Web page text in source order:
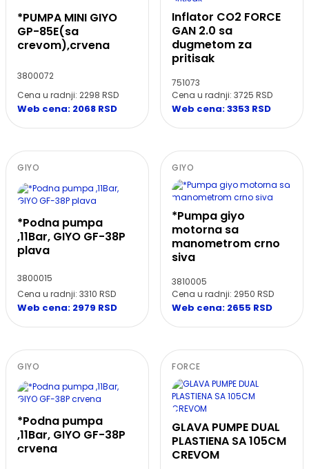
*PUMPA MINI GIYO
GP-85E(sa
crevom),crvena
3800072
Cena u radnji: 2298 RSD
Web cena: 2068 RSD
Inflator CO2 FORCE
GAN 2.0 sa
dugmetom za
pritisak
751073
Cena u radnji: 3725 RSD
Web cena: 3353 RSD
GIYO
*Podna pumpa
,11Bar, GIYO GF-38P
plava
3800015
Cena u radnji: 3310 RSD
Web cena: 2979 RSD
GIYO
*Pumpa giyo
motorna sa
manometrom crno
siva
3810005
Cena u radnji: 2950 RSD
Web cena: 2655 RSD
GIYO
*Podna pumpa
,11Bar, GIYO GF-38P
crvena
FORCE
GLAVA PUMPE DUAL
PLASTIENA SA 105CM
CREVOM